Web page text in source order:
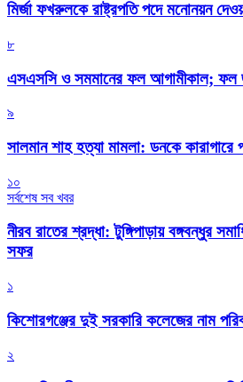
মির্জা ফখরুলকে রাষ্ট্রপতি পদে মনোনয়ন
৮
এসএসসি ও সমমানের ফল আগামীকাল; ফল
৯
সালমান শাহ হত্যা মামলা: ডনকে
১০
সর্বশেষ সব খবর
নীরব রাতের শ্রদ্ধা: টুঙ্গিপাড়ায় বঙ্গবন্ধুর
সফর
১
কিশোরগঞ্জের দুই সরকারি কলেজের নাম
২